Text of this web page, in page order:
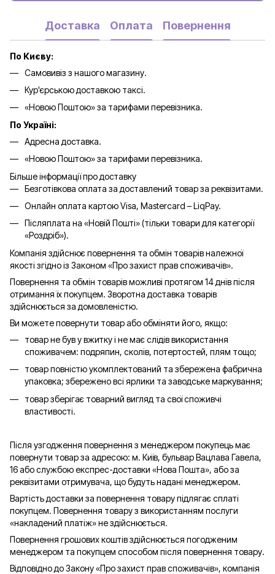
Доставка Оплата Повернення
По Києву:
Самовивіз з нашого магазину.
Кур'єрською доставкою таксі.
«Новою Поштою» за тарифами перевізника.
По Україні:
Адресна доставка.
«Новою Поштою» за тарифами перевізника.
Більше інформації про доставку
Безготівкова оплата за доставлений товар за реквізитами.
Онлайн оплата картою Visa, Mastercard – LiqPay.
Післяплата на «Новій Пошті» (тільки товари для категорії
«Роздріб»).
Компанія здійснює повернення та обмін товарів належної
якості згідно із Законом «Про захист прав споживачів».
Повернення та обмін товарів можливі протягом 14 днів після
отримання їх покупцем. Зворотна доставка товарів
здійснюється за домовленістю.
Ви можете повернути товар або обміняти його, якщо:
товар не був у вжитку і не має слідів використання
споживачем: подряпин, сколів, потертостей, плям тощо;
товар повністю укомплектований та збережена фабрична
упаковка; збережено всі ярлики та заводське маркування;
товар зберігає товарний вигляд та свої споживчі
властивості.
Після узгодження повернення з менеджером покупець має
повернути товар за адресою: м. Київ, бульвар Вацлава Гавела,
16 або службою експрес-доставки «Нова Пошта», або за
реквізитами отримувача, що будуть надані менеджером.
Вартість доставки за повернення товару підлягає сплаті
покупцем. Повернення товару з використанням послуги
«накладений платіж» не здійснюється.
Повернення грошових коштів здійснюється погодженим
менеджером та покупцем способом після повернення товару.
Відповідно до Закону «Про захист прав споживачів», компанія